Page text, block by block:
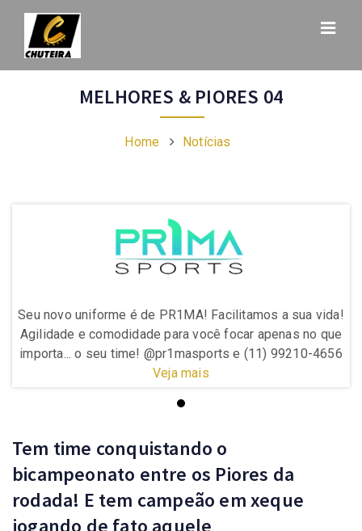
MELHORES & PIORES 04
Home Notícias
Seu novo uniforme é de PR1MA! Facilitamos a sua vida!
Agilidade e comodidade para você focar apenas no que
importa... o seu time! @pr1masports e (11) 99210-4656
Veja mais
Tem time conquistando o
bicampeonato entre os Piores da
rodada! E tem campeão em xeque
jogando de fato aquele